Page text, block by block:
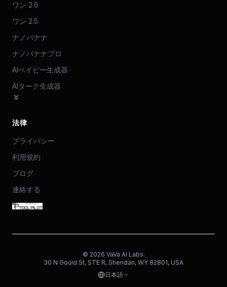
ワン 2.6
ワン 2.5
ナノバナナ
ナノバナナプロ
AIベイビー生成器
AIターク生成器
法律
プライバシー
利用規約
ブログ
連絡する
© 2026 VaVa AI Labs.
30 N Gould St, STE R, Sheridan, WY 82801, USA
日本語